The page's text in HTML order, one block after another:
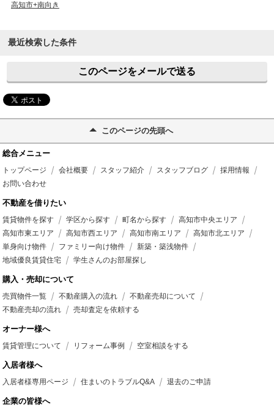
高知市+南向き
最近検索した条件
このページをメールで送る
このページの先頭へ
総合メニュー
トップページ 会社概要 スタッフ紹介 スタッフブログ
採用情報
お問い合わせ
不動産を借りたい
賃貸物件を探す 学区から探す 町名から探す
高知市中央エリア
高知市東エリア
高知市西エリア 高知市南エリア
高知市北エリア
単身向け物件
ファミリー向け物件
新築・築浅物件
地域優良賃貸住宅
学生さんのお部屋探し
購入・売却について
売買物件一覧 不動産購入の流れ
不動産売却について
不動産売却の流れ
売却査定を依頼する
オーナー様へ
賃貸管理について リフォーム事例 空室相談をする
入居者様へ
入居者様専用ページ 住まいのトラブルQ&A 退去のご申請
企業の皆様へ